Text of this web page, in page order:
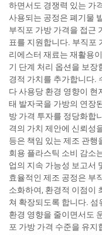
하면서도 경쟁력 있는 가
사용되는 공정은 폐기물
부직포 가방 가격을 접근
표를 지원합니다. 부직포
리에스터 재료는 재활용
기 단계 처리 옵션을 보장
경적 가치를 추가합니다.
다 사용당 환경 영향이 현
태 발자국을 가방의 연장
방 가격 투자를 정당화합
격의 가치 제안에 신뢰성
등은 책임 있는 제조 관행
회용 플라스틱 소비 감소
업의 지속 가능성 보고서
효율적인 제조 공정은 부
소화하여, 환경적 이점이
쳐 확장되도록 합니다. 섬
환경 영향을 줄이면서도
포 가방 가격 수준을 유